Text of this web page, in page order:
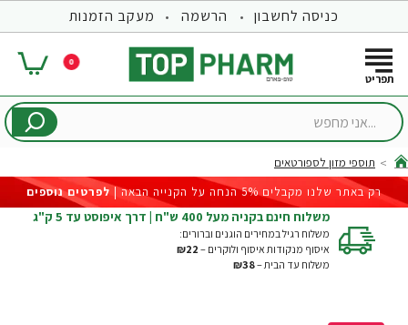
כניסה לחשבון הרשמה מעקב הזמנות
0
...אני
home
תוספי מזון לספורטאים
רק באתר שלנו מקבלים 5% הנחה על הקנייה הבאה |
לפרטים נוספים
משלוח חינם בקניה מעל 400 ש"ח | דרך איפוסט עד 5 ק"ג
משלוח רגיל במחירים הוגנים וברורים:
איסוף מנקודות איסוף ולוקרים – ₪22
משלוח עד הבית –₪38